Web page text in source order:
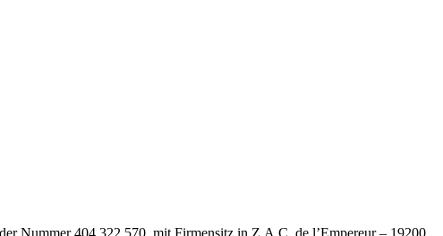
Nummer 404 322 570, mit Firmensitz in Z.A.C. de l’Empereur – 19200